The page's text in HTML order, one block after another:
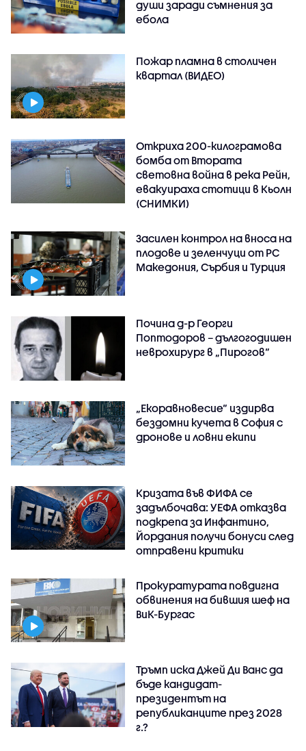
души заради съмнения за
ебола
Пожар пламна в столичен
квартал (ВИДЕО)
Откриха 200-килограмова
бомба от Втората
световна война в река Рейн,
евакуираха стотици в Кьолн
(СНИМКИ)
Засилен контрол на вноса на
плодове и зеленчуци от РС
Македония, Сърбия и Турция
Почина д-р Георги
Поптодоров – дългогодишен
неврохирург в „Пирогов“
„Екоравновесие“ издирва
бездомни кучета в София с
дронове и ловни екипи
Кризата във ФИФА се
задълбочава: УЕФА отказва
подкрепа за Инфантино,
Йордания получи бонуси след
отправени критики
Прокуратурата повдигна
обвинения на бившия шеф на
ВиК-Бургас
Тръмп иска Джей Ди Ванс да
бъде кандидат-
президентът на
републиканците през 2028
г.?